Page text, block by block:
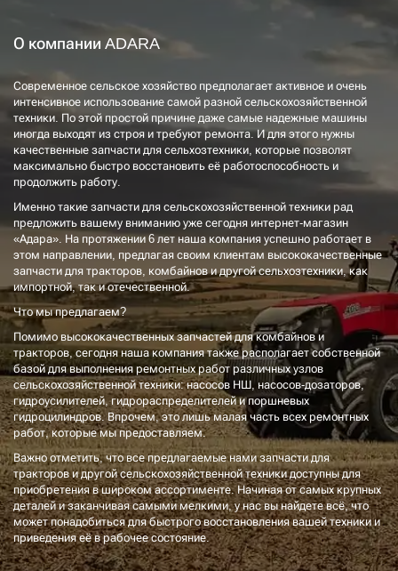
О компании ADARA
Современное сельское хозяйство предполагает активное и очень
интенсивное использование самой разной сельскохозяйственной
техники. По этой простой причине даже самые надежные машины
иногда выходят из строя и требуют ремонта. И для этого нужны
качественные запчасти для сельхозтехники, которые позволят
максимально быстро восстановить её работоспособность и
продолжить работу.
Именно такие запчасти для сельскохозяйственной техники рад
предложить вашему вниманию уже сегодня интернет-магазин
«Адара». На протяжении 6 лет наша компания успешно работает в
этом направлении, предлагая своим клиентам высококачественные
запчасти для тракторов, комбайнов и другой сельхозтехники, как
импортной, так и отечественной.
Что мы предлагаем?
Помимо высококачественных запчастей для комбайнов и
тракторов, сегодня наша компания также располагает собственной
базой для выполнения ремонтных работ различных узлов
сельскохозяйственной техники: насосов НШ, насосов-дозаторов,
гидроусилителей, гидрораспределителей и поршневых
гидроцилиндров. Впрочем, это лишь малая часть всех ремонтных
работ, которые мы предоставляем.
Важно отметить, что все предлагаемые нами запчасти для
тракторов и другой сельскохозяйственной техники доступны для
приобретения в широком ассортименте. Начиная от самых крупных
деталей и заканчивая самыми мелкими, у нас вы найдете всё, что
может понадобиться для быстрого восстановления вашей техники и
приведения её в рабочее состояние.